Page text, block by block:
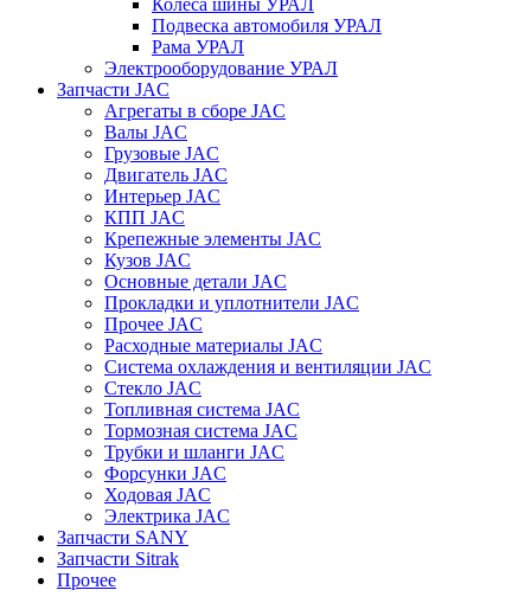
Колеса шины УРАЛ
Подвеска автомобиля УРАЛ
Рама УРАЛ
Электрооборудование УРАЛ
Запчасти JAC
Агрегаты в сборе JAC
Валы JAC
Грузовые JAC
Двигатель JAC
Интерьер JAC
КПП JAC
Крепежные элементы JAC
Кузов JAC
Основные детали JAC
Прокладки и уплотнители JAC
Прочее JAC
Расходные материалы JAC
Система охлаждения и вентиляции JAC
Стекло JAC
Топливная система JAC
Тормозная система JAC
Трубки и шланги JAC
Форсунки JAC
Ходовая JAC
Электрика JAC
Запчасти SANY
Запчасти Sitrak
Прочее